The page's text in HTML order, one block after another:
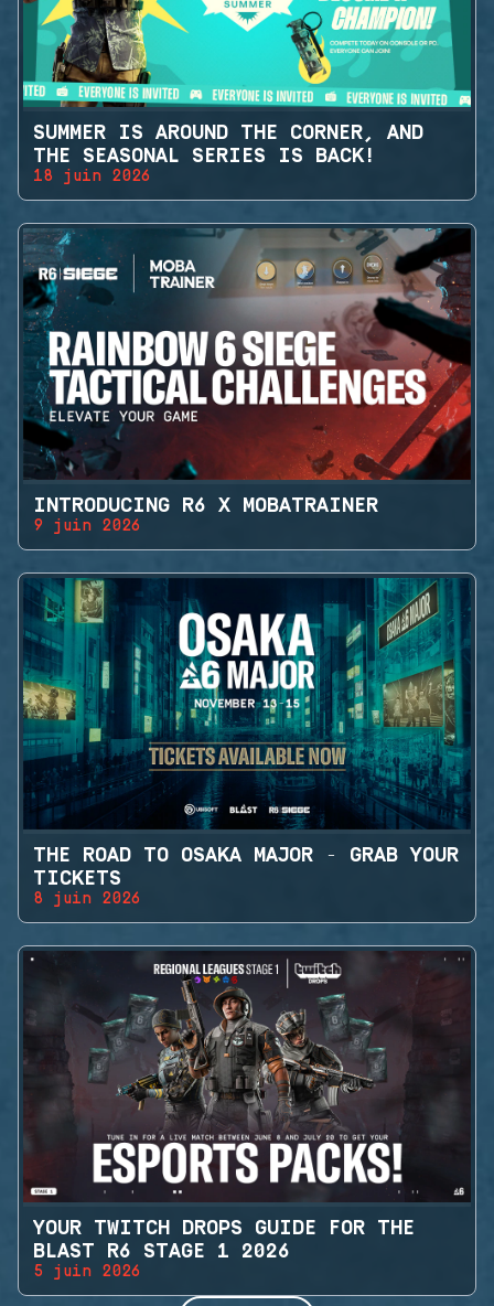
SUMMER IS AROUND THE CORNER, AND
THE SEASONAL SERIES IS BACK!
18 juin 2026
INTRODUCING R6 X MOBATRAINER
9 juin 2026
THE ROAD TO OSAKA MAJOR - GRAB YOUR
TICKETS
8 juin 2026
YOUR TWITCH DROPS GUIDE FOR THE
BLAST R6 STAGE 1 2026
5 juin 2026